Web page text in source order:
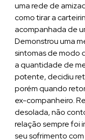
uma rede de
como tirar a
acompanhada de
Demonstrou uma
sintomas de modo
a quantidade de
potente, decidiu
porém quando
ex-companheiro.
desolada, não
relação sempre foi
seu sofrimento